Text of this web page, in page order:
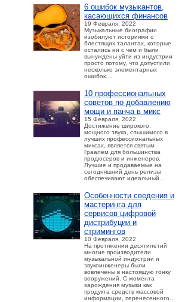
6 ошибок музыкантов,
касающихся финансов
19 Февраля, 2022
Музыкальные биографии
изобилуют историями о
блестящих талантах, которые
остались ни с чем и были
вынуждены уйти из индустрии
просто потому, что допустили
несколько элементарных
ошибок....
10 профессиональных
советов по добавлению
мощи и панча в микс
15 Февраля, 2022
Достижение широкого,
мощного звука, слышимого в
лучших профессиональных
миксах, является святым
Граалем для большинства
продюсеров и инженеров.
Лучшие и продаваемые на
сегодняшний день релизы
обеспечивают идеальный...
Особенности сведения и
мастеринга для
сервисов цифровой
дистрибуции и
стримингов
10 Февраля, 2022
На протяжении десятилетий
многие производители
музыкальной индустрии и
звукоинженеры были
вовлечены в настоящую гонку
вооружений. С момента
зарождения музыки как
продукта средств массовой
информации, перенесенного...